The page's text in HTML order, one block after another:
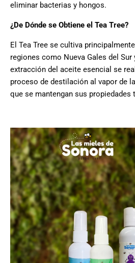
eliminar bacterias y hongos.
¿De Dónde se Obtiene el Tea Tree?
El Tea Tree se cultiva
regiones como Nueva Gales del Sur
extracción del aceite esencial se
proceso de destilación al vapor de
que se mantengan sus propiedades